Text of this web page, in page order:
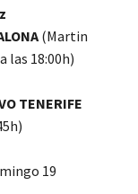
(Martin
las 18:00h)
TENERIFE
19